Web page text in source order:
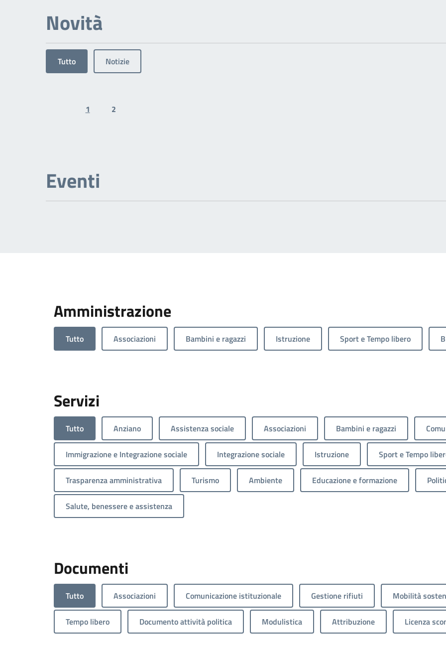
Novità
Tutto Notizie
Previous page
1 2
Eventi
Amministrazione
Tutto Associazioni Bambini e ragazzi Istruzione Sport e Tempo libero
Servizi
Tutto Anziano Assistenza sociale Associazioni Bambini e ragazzi
Immigrazione e Integrazione sociale Integrazione sociale Istruzione Sport e Tempo
Trasparenza amministrativa Turismo Ambiente Educazione e formazione
Salute, benessere e assistenza
Documenti
Tutto Associazioni Comunicazione istituzionale Gestione rifiuti Mobilità
Tempo libero Documento attività politica Modulistica Attribuzione Licenza